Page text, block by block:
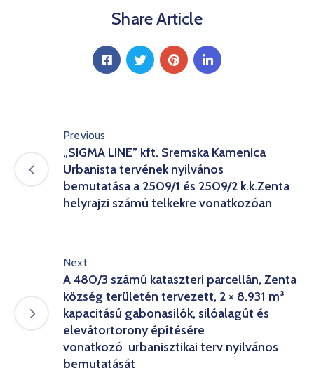
Share Article
Previous
„SIGMA LINE” kft. Sremska Kamenica
Urbanista tervének nyilvános
bemutatása a 2509/1 és 2509/2 k.k.Zenta
helyrajzi számú telkekre vonatkozóan
Next
A 480/3 számú kataszteri parcellán, Zenta
község területén tervezett, 2 × 8.931 m³
kapacitású gabonasilók, silóalagút és
elevátortorony építésére
vonatkozó urbanisztikai terv nyilvános
bemutatását